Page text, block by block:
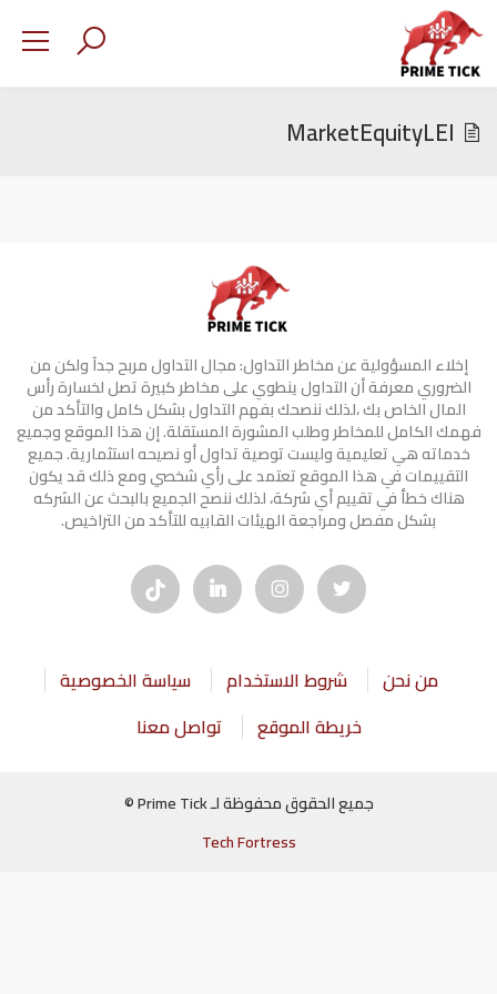
إخلاء المسؤولية عن مخاطر التداول: مجال التداول مربح جدآ ولكن من
الضروري معرفة أن التداول ينطوي على مخاطر كبيرة تصل لخسارة رأس
المال الخاص بك ،لذلك ننصحك بفهم التداول بشكل كامل والتأكد من
فهمك الكامل للمخاطر وطلب المشورة المستقلة. إن هذا الموقع وجميع
خدماته هي تعليمية وليست توصية تداول أو نصيحه استثمارية. جميع
التقييمات في هذا الموقع تعتمد على رأي شخصي ومع ذلك قد يكون
هناك خطأ في تقييم أي شركة، لذلك ننصح الجميع بالبحث عن الشركه
بشكل مفصل ومراجعة الهيئات القابيه للتأكد من التراخيص.
من نحن شروط الاستخدام
سياسة الخصوصية
خريطة الموقع
تواصل معنا
جميع الحقوق محفوظة لـ Prime Tick ©
Tech Fortress